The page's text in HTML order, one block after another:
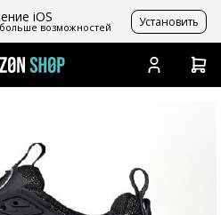
iOS
возможностей Установить